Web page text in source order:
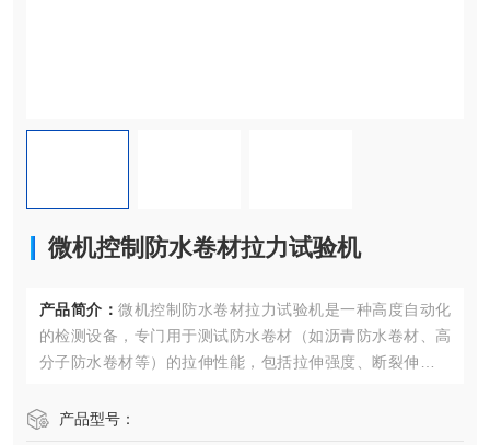
微机控制防水卷材拉力试验机
产品简介： 微机控制防水卷材拉力试验机是一种高度自动化
的检测设备，专门用于测试防水卷材（如沥青防水卷材、高
分子防水卷材等）的拉伸性能，包括拉伸强度、断裂伸长率
产品型号：